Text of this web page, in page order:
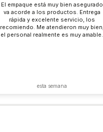
El empaque está muy bien asegurado
va acorde a los productos. Entrega
rápida y excelente servicio, los
recomiendo. Me atendieron muy bien,
el personal realmente es muy amable.
esta semana